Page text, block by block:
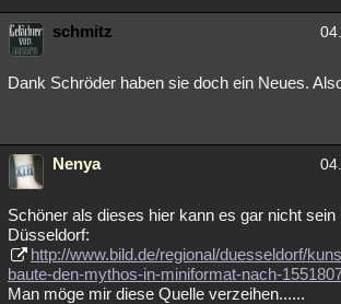
schmitz
Dank Schröder haben sie doch ein Neues.
Nenya
Schöner als dieses hier kann es gar nicht sein
Düsseldorf:
http://www.bild.de/regional/duesseldorf/
baute-den-mythos-in-miniformat-nach-
Man möge mir diese Quelle verzeihen......